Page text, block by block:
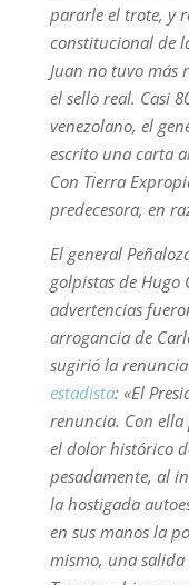
pararle el trote, y
constitucional de
Juan no tuvo más
el sello real. Casi
venezolano, el
escrito una carta
Con Tierra
predecesora, en
El general
golpistas de Hugo
advertencias
arrogancia de
sugirió la
estadista: «El
renuncia. Con
el dolor histórico
pesadamente, al
la hostigada
en sus manos la
mismo, una salida